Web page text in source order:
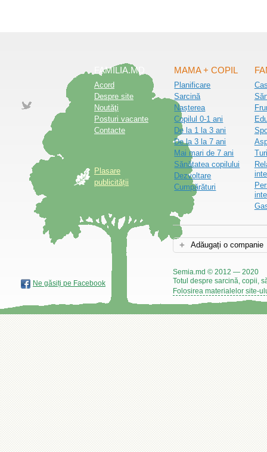
FAMILIA.MD
Acord
Despre site
Noutăţi
Posturi vacante
Contacte
Plasare
publicității
MAMA + COPIL
Planificare
Sarcină
Nașterea
Copilul 0-1 ani
De la 1 la 3 ani
De la 3 la 7 ani
Mai mari de 7 ani
Sănătatea copilului
Dezvoltare
Cumpărături
Adăugați o companie
Semia.md © 2012 — 2020
Totul despre sarcină, copii,
Folosirea materialelor site-
Ne găsiți pe Facebook